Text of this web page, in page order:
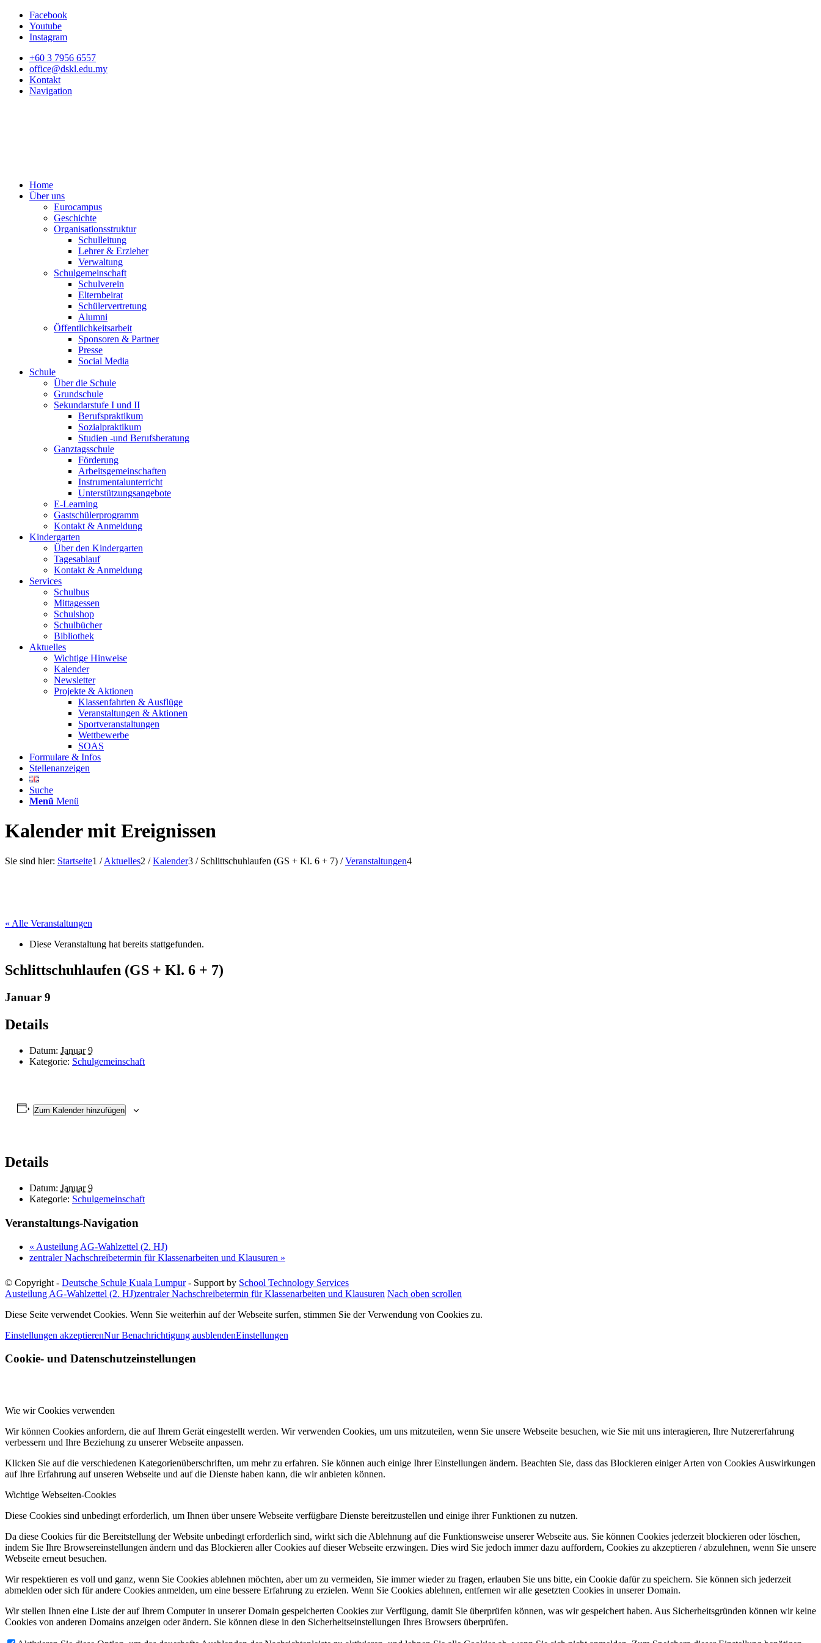
Facebook
Youtube
Instagram
+60 3 7956 6557
office@dskl.edu.my
Kontakt
Navigation
Home
Über uns
Eurocampus
Geschichte
Organisationsstruktur
Schulleitung
Lehrer & Erzieher
Verwaltung
Schulgemeinschaft
Schulverein
Elternbeirat
Schülervertretung
Alumni
Öffentlichkeitsarbeit
Sponsoren & Partner
Presse
Social Media
Schule
Über die Schule
Grundschule
Sekundarstufe I und II
Berufspraktikum
Sozialpraktikum
Studien -und Berufsberatung
Ganztagsschule
Förderung
Arbeitsgemeinschaften
Instrumentalunterricht
Unterstützungsangebote
E-Learning
Gastschülerprogramm
Kontakt & Anmeldung
Kindergarten
Über den Kindergarten
Tagesablauf
Kontakt & Anmeldung
Services
Schulbus
Mittagessen
Schulshop
Schulbücher
Bibliothek
Aktuelles
Wichtige Hinweise
Kalender
Newsletter
Projekte & Aktionen
Klassenfahrten & Ausflüge
Veranstaltungen & Aktionen
Sportveranstaltungen
Wettbewerbe
SOAS
Formulare & Infos
Stellenanzeigen
Suche
Menü Menü
Kalender mit Ereignissen
Sie sind hier: Startseite1 / Aktuelles2 / Kalender3 / Schlittschuhlaufen (GS + Kl. 6 + 7) / Veranstaltungen4
« Alle Veranstaltungen
Diese Veranstaltung hat bereits stattgefunden.
Schlittschuhlaufen (GS + Kl. 6 + 7)
Januar 9
Details
Datum: Januar 9
Kategorie: Schulgemeinschaft
Zum Kalender hinzufügen
Details
Datum: Januar 9
Kategorie: Schulgemeinschaft
Veranstaltungs-Navigation
« Austeilung AG-Wahlzettel (2. HJ)
zentraler Nachschreibetermin für Klassenarbeiten und Klausuren »
© Copyright - Deutsche Schule Kuala Lumpur- Support by School Technology Services
Austeilung AG-Wahlzettel (2. HJ)zentraler Nachschreibetermin für Klassenarbeiten und Klausuren Nach oben scrollen
Diese Seite verwendet Cookies. Wenn Sie weiterhin auf der Webseite surfen, stimmen Sie der Verwendung von Cookies zu.
Einstellungen akzeptierenNur Benachrichtigung ausblendenEinstellungen
Cookie- und Datenschutzeinstellungen
Wie wir Cookies verwenden
Wir können Cookies anfordern, die auf Ihrem Gerät eingestellt werden. Wir verwenden Cookies, um uns mitzuteilen, wenn Sie unsere Webseite besuchen, wie Sie mit uns interagieren, Ihre Nutzererfahrung
verbessern und Ihre Beziehung zu unserer Webseite anpassen.
Klicken Sie auf die verschiedenen Kategorienüberschriften, um mehr zu erfahren. Sie können auch einige Ihrer Einstellungen ändern. Beachten Sie, dass das Blockieren einiger Arten von Cookies Auswirkungen
auf Ihre Erfahrung auf unseren Webseite und auf die Dienste haben kann, die wir anbieten können.
Wichtige Webseiten-Cookies
Diese Cookies sind unbedingt erforderlich, um Ihnen über unsere Webseite verfügbare Dienste bereitzustellen und einige ihrer Funktionen zu nutzen.
Da diese Cookies für die Bereitstellung der Website unbedingt erforderlich sind, wirkt sich die Ablehnung auf die Funktionsweise unserer Webseite aus. Sie können Cookies jederzeit blockieren oder löschen,
indem Sie Ihre Browsereinstellungen ändern und das Blockieren aller Cookies auf dieser Webseite erzwingen. Dies wird Sie jedoch immer dazu auffordern, Cookies zu akzeptieren / abzulehnen, wenn Sie unsere
Webseite erneut besuchen.
Wir respektieren es voll und ganz, wenn Sie Cookies ablehnen möchten, aber um zu vermeiden, Sie immer wieder zu fragen, erlauben Sie uns bitte, ein Cookie dafür zu speichern. Sie können sich jederzeit
abmelden oder sich für andere Cookies anmelden, um eine bessere Erfahrung zu erzielen. Wenn Sie Cookies ablehnen, entfernen wir alle gesetzten Cookies in unserer Domain.
Wir stellen Ihnen eine Liste der auf Ihrem Computer in unserer Domain gespeicherten Cookies zur Verfügung, damit Sie überprüfen können, was wir gespeichert haben. Aus Sicherheitsgründen können wir keine
Cookies von anderen Domains anzeigen oder ändern. Sie können diese in den Sicherheitseinstellungen Ihres Browsers überprüfen.